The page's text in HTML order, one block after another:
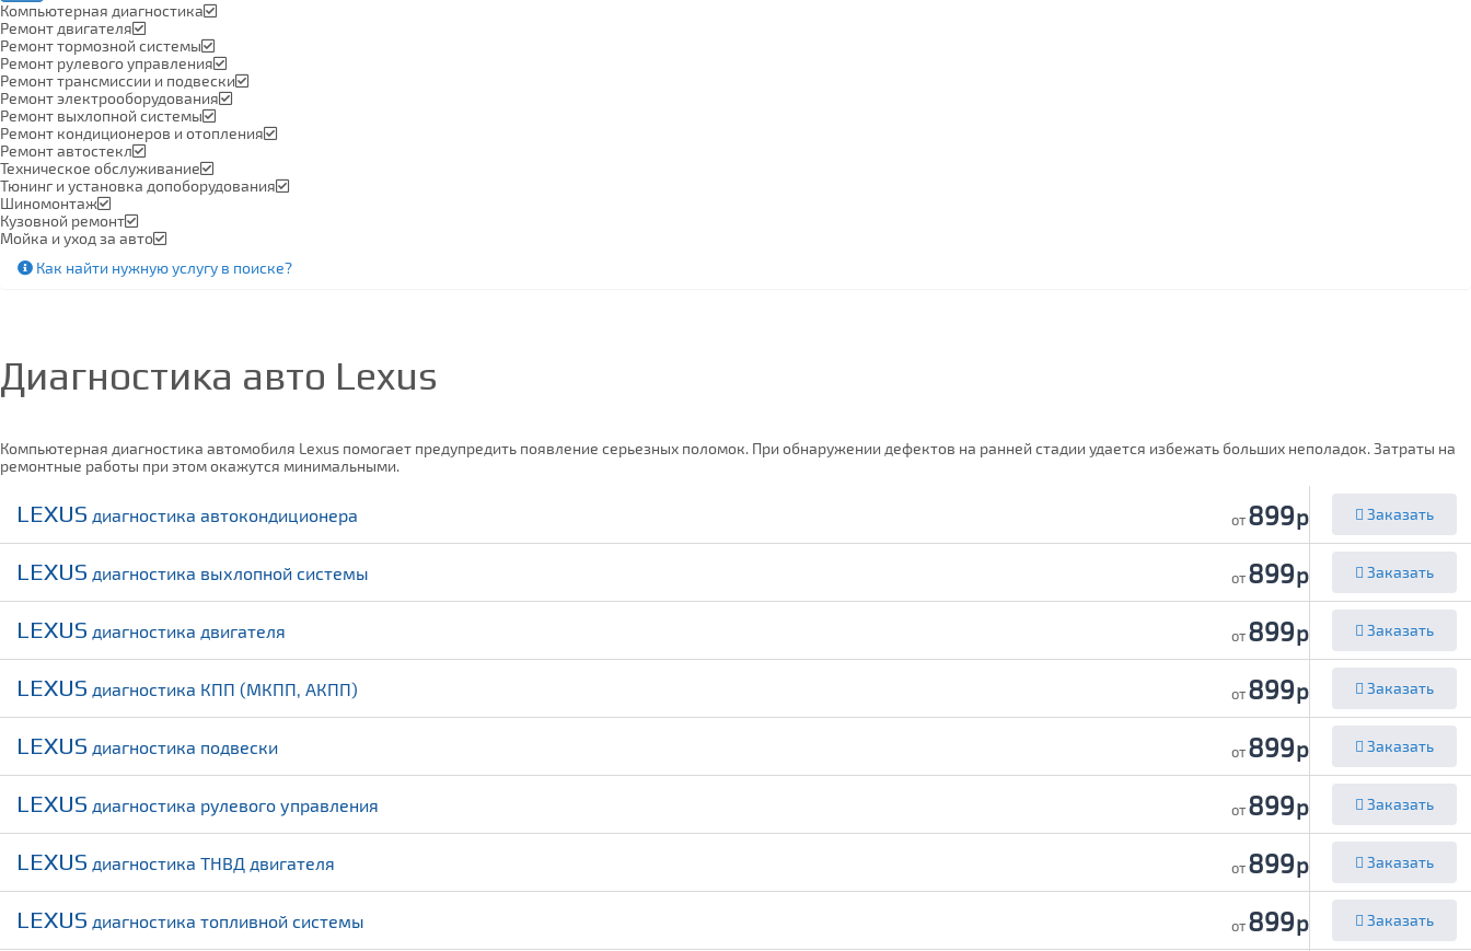
Компьютерная диагностика
Ремонт двигателя
Ремонт тормозной системы
Ремонт рулевого управления
Ремонт трансмиссии и подвески
Ремонт электрооборудования
Ремонт выхлопной системы
Ремонт кондиционеров и отопления
Ремонт автостекл
Техническое обслуживание
Тюнинг и установка допоборудования
Шиномонтаж
Кузовной ремонт
Мойка и уход за авто
Как найти нужную услугу в поиске?
Диагностика авто Lexus
Компьютерная диагностика автомобиля Lexus помогает предупредить появление серьезных поломок. При обнаружении дефектов на ранней стадии удается избежать больших неполадок. Затраты на
ремонтные работы при этом окажутся минимальными.
LEXUS диагностика автокондиционера от899р Заказать
LEXUS диагностика выхлопной системы от899р Заказать
LEXUS диагностика двигателя от899р Заказать
LEXUS диагностика КПП (МКПП, АКПП) от899р Заказать
LEXUS диагностика подвески от899р Заказать
LEXUS диагностика рулевого управления от899р Заказать
LEXUS диагностика ТНВД двигателя от899р Заказать
LEXUS диагностика топливной системы от899р Заказать